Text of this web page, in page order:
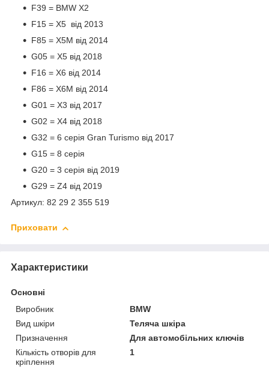
F39 = BMW X2
F15 = X5 від 2013
F85 = X5M від 2014
G05 = X5 від 2018
F16 = X6 від 2014
F86 = X6M від 2014
G01 = X3 від 2017
G02 = X4 від 2018
G32 = 6 серія Gran Turismo від 2017
G15 = 8 серія
G20 = 3 серія від 2019
G29 = Z4 від 2019
Артикул: 82 29 2 355 519
Приховати
Характеристики
Основні
Виробник
BMW
Вид шкіри
Теляча шкіра
Призначення
Для автомобільних ключів
Кількість отворів для
кріплення
1